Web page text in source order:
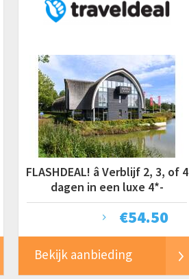
FLASHDEAL! â Verblijf 2, 3, of 4
dagen in een luxe 4*-
designhotel op de Veluwe in
€54.50
Bekijk aanbieding